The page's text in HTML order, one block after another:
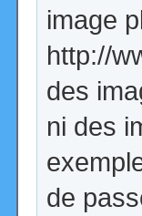
image
http://
des
ni des
de